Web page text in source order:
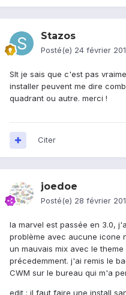
Stazos
Posté(e) 24 février
Slt je sais que c'est pas
installer peuvent me dire
quadrant ou autre. merci !
Citer
joedoe
Posté(e) 28 février
la marvel est passée en 3.0,
problème avec aucune icone
un mauvais mix avec le
précedemment. j'ai remis le
CWM sur le bureau qui m'a
edit : il faut faire une install